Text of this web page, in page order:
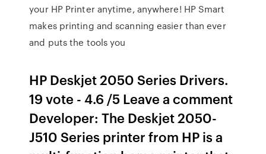
your HP Printer anytime, anywhere! HP Smart
makes printing and scanning easier than ever
and puts the tools you
HP Deskjet 2050 Series Drivers.
19 vote - 4.6 /5 Leave a comment
Developer: The Deskjet 2050-
J510 Series printer from HP is a